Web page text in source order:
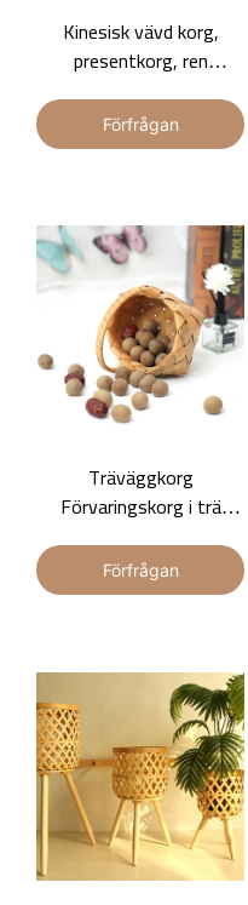
Kinesisk vävd korg,
presentkorg, ren
handhållen träkorg
Förfrågan
Träväggkorg
Förvaringskorg i trä
Förvaringskorg för
torkad frukt Presentkorg
Förfrågan